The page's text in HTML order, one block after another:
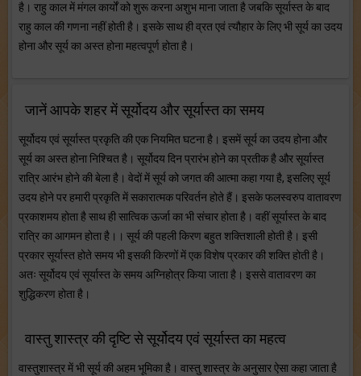
है। राहु काल में मंगल कार्यों को शुरू करना अशुभ माना जाता है जबकि सूर्यास्त के बाद
राहु काल की गणना नहीं होती है। इसके साथ ही व्रत एवं त्यौहार के लिए भी सूर्य का उदय
होना और सूर्य का अस्त होना महत्वपूर्ण होता है।
जानें आपके शहर में सूर्योदय और सूर्यास्त का समय
सूर्योदय एवं सूर्यास्त प्रकृति की एक नियमित घटना है। इसमें सूर्य का उदय होना और
सूर्य का अस्त होना निश्चित है। सूर्योदय दिन प्रारंभ होने का प्रतीक है और सूर्यास्त
रात्रि आरंभ होने की बेला है। वेदों में सूर्य को जगत की आत्मा कहा गया है, इसलिए सूर्य
उदय होने पर हमारी प्रकृति में सकारात्मक परिवर्तन होते हैं। इसके फलस्वरुप वातावरण
प्रकाशमय होता है साथ ही सात्विक ऊर्जा का भी संचार होता है। वहीं सूर्यास्त के बाद
रात्रि का आगमन होता है।। सूर्य की पहली किरण बहुत शक्तिशाली होती है। इसी
प्रकार सूर्यास्त होते समय भी इसकी किरणों में एक विशेष प्रकार की शक्ति होती है।
अतः सूर्योदय एवं सूर्यास्त के समय अग्निहोत्र किया जाता है। इससे वातावरण का
शुद्धिकरण होता है।
वास्तु शास्त्र की दृष्टि से सूर्योदय एवं सूर्यास्त का महत्व
वास्तुशास्त्र में भी सूर्य की अहम भूमिका है। वास्तु शास्त्र के अनुसार ऐसा कहा जाता है